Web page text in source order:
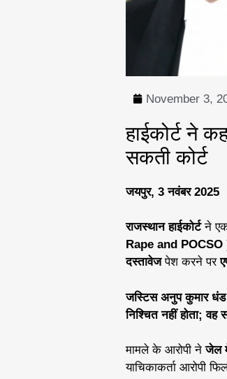
November 3,
हाईकोर्ट ने
सकती कोर्ट
जयपुर, 3 नवंबर 2025
राजस्थान हाईकोर्टने
Rape and POCSO
दस्तावेजपेश करने पर
जस्टिस अनुप कुमार धंड
निश्चित नहीं होता;
मामले के आरोपी नेजेल
याचिकाकर्ता आरोपी